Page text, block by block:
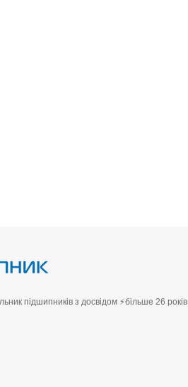
підшипників з досвідом ⚡більше 26 років